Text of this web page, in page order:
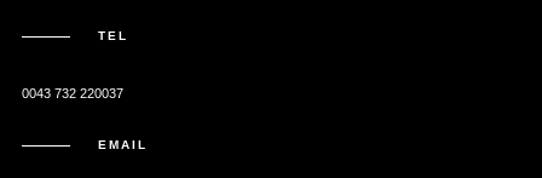
TEL
0043 732 220037
EMAIL